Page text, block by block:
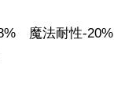
魔法耐性-20%